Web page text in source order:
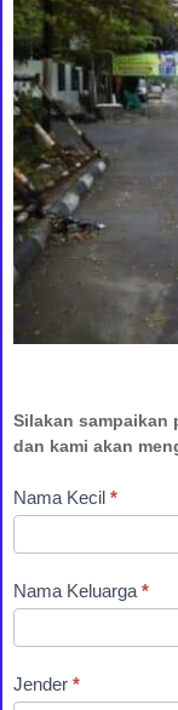
Silakan sampaikan
dan kami akan
Nama Kecil *
Nama Keluarga *
Jender *